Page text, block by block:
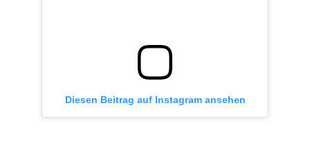
Diesen Beitrag auf Instagram ansehen